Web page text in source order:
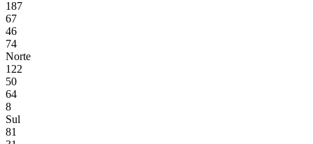
187
67
46
74
Norte
122
50
64
8
Sul
81